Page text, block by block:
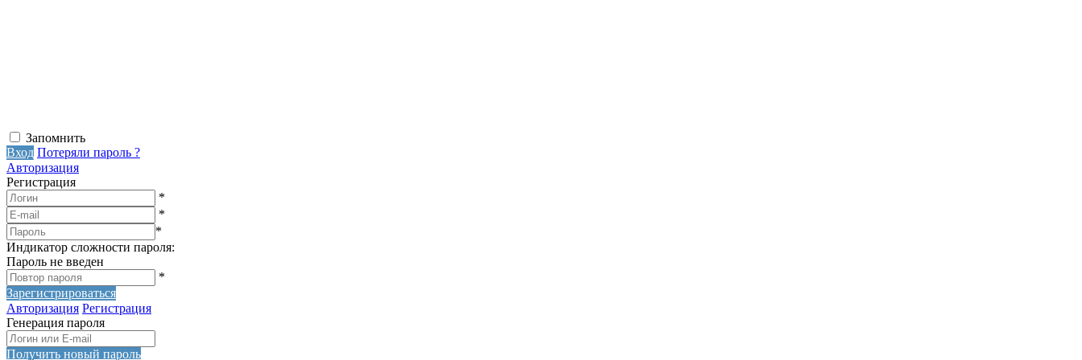
Запомнить
Вход Потеряли пароль ?
Авторизация
Регистрация
*
*
*
Индикатор сложности пароля:
Пароль не введен
*
Зарегистрироваться
Авторизация Регистрация
Генерация пароля
Получить новый пароль